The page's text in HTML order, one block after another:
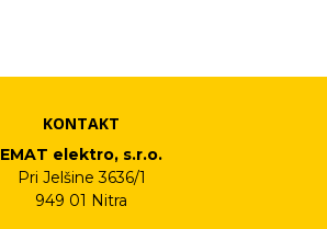
KONTAKT
EMAT elektro, s.r.o.
Pri Jelšine 3636/1
949 01 Nitra